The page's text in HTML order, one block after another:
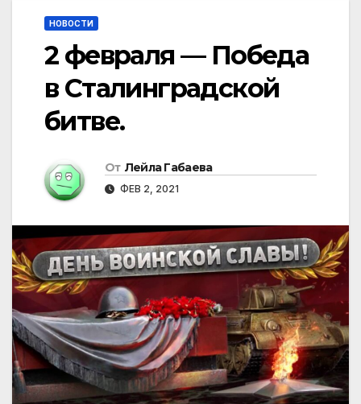
НОВОСТИ
2 февраля — Победа
в Сталинградской
битве.
От Лейла Габаева
ФЕВ 2, 2021